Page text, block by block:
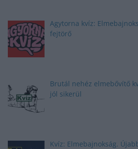
Agytorna kvíz:
fejtörő
Brutál nehéz elmebővítő
jól sikerül
Kvíz: Elmebajnokság.